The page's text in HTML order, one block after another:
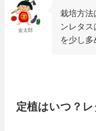
金太郎
栽培方法
ンレタ
を少し多
定植はいつ？